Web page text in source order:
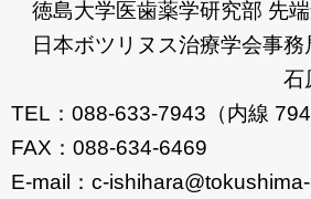
徳島大学医歯薬学研究部 先
日本ボツリヌス治療学会事務
石原 千
TEL：088-633-7943（内線
FAX：088-634-6469
E-mail：c-